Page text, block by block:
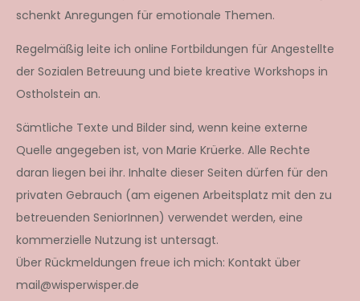
schenkt Anregungen für emotionale Themen.
Regelmäßig leite ich online Fortbildungen für Angestellte
der Sozialen Betreuung und biete kreative Workshops in
Ostholstein an.
Sämtliche Texte und Bilder sind, wenn keine externe
Quelle angegeben ist, von Marie Krüerke. Alle Rechte
daran liegen bei ihr. Inhalte dieser Seiten dürfen für den
privaten Gebrauch (am eigenen Arbeitsplatz mit den zu
betreuenden SeniorInnen) verwendet werden, eine
kommerzielle Nutzung ist untersagt.
Über Rückmeldungen freue ich mich: Kontakt über
mail@wisperwisper.de